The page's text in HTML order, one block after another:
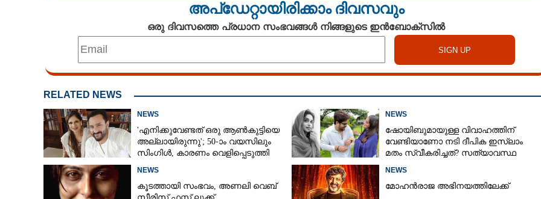
അപ്ഡേറ്റായിരിക്കാം ദിവസവും
ഒരു ദിവസത്തെ പ്രധാന സംഭവങ്ങൾ നിങ്ങളുടെ ഇൻബോക്സിൽ
RELATED NEWS
NEWS
'എനിക്കുവേണ്ടത് ഒരു ആൺകുട്ടിയെ
അല്ലായിരുന്നു'; 50-ാം വയസിലും
സിംഗിൾ, കാരണം വെളിപ്പെടുത്തി
NEWS
ഷോയിബുമായുള്ള വിവാഹത്തിന്
വേണ്ടിയാണോ നടി ദീപിക ഇസ്ലാം
മതം സ്വീകരിച്ചത്? സത്യാവസ്ഥ
NEWS
കൂടത്തായി സംഭവം, അണലി വെബ്
NEWS
മോഹൻരാജ അഭിനയത്തിലേക്ക്
ഹൻസികയുടെ ഫോളോവേഴ്സ്